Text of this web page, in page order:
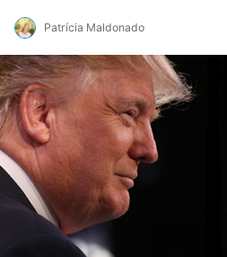
Patrícia Maldonado